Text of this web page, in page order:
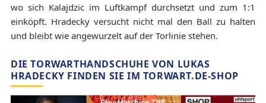
wo sich Kalajdzic im Luftkampf durchsetzt und zum 1:1
einköpft. Hradecky versucht nicht mal den Ball zu halten
und bleibt wie angewurzelt auf der Torlinie stehen.
DIE TORWARTHANDSCHUHE VON LUKAS
HRADECKY FINDEN SIE IM TORWART.DE-SHOP